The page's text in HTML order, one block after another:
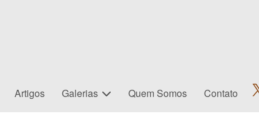
Artigos Galerias Quem Somos Contato